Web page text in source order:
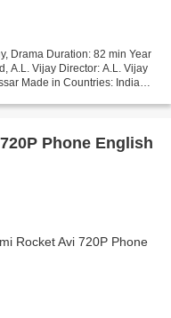
Drama Duration: 82 min Year
A.L. Vijay Director: A.L. Vijay
Made in Countries: India
Phone English